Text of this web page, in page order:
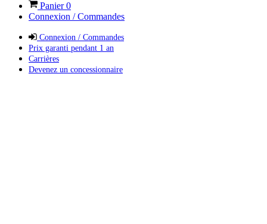
Panier0
Connexion / Commandes
Connexion / Commandes
Prix garanti pendant 1 an
Carrières
Devenez un concessionnaire